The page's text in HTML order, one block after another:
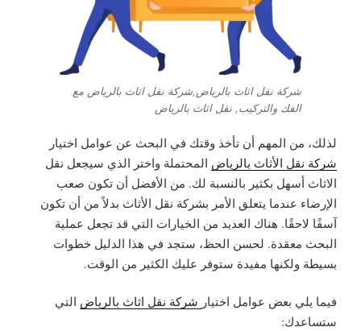
شركة نقل اثاث بالرياض,شركة نقل اثاث بالرياض مع
الفك والتركيب, نقل اثاث بالرياض
لذلك، من المهم أن تأخذ وقتك في البحث عن عوامل اختيار
شركة نقل الأثاث بالرياض المحتملة واختر الذي سيجعل نقل
الاثاث أسهل بكثير بالنسبة لك. من الأفضل أن تكون صعب
الإرضاء عندما يتعلق الأمر بشركة نقل الأثاث بدلاً من أن تكون
آسفًا لاحقًا. هناك العديد من الخيارات التي قد تجعل عملية
البحث معقدة. لحسن الحظ، ستجد في هذا الدليل خطوات
بسيطة ولكنها مفيدة ستوفر عليك الكثير من الوقت.
فيما يلي بعض عوامل اختيار شركة نقل اثاث بالرياض التي
ستساعدك: